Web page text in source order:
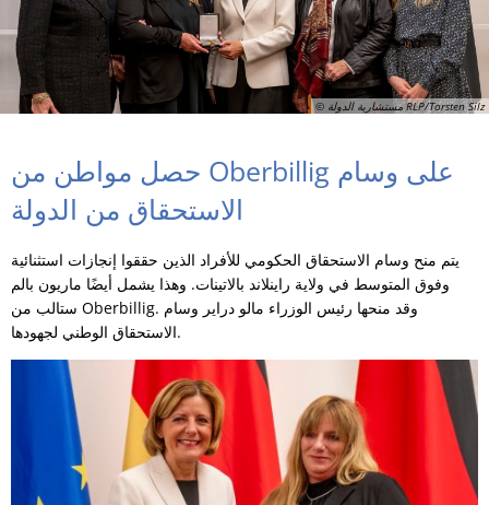
© مستشارية الدولة RLP/Torsten Silz
حصل مواطن من Oberbillig على وسام
الاستحقاق من الدولة
يتم منح وسام الاستحقاق الحكومي للأفراد الذين حققوا إنجازات استثنائية
وفوق المتوسط في ولاية راينلاند بالاتينات. وهذا يشمل أيضًا ماريون بالم
ستالب من Oberbillig. وقد منحها رئيس الوزراء مالو دراير وسام
الاستحقاق الوطني لجهودها.